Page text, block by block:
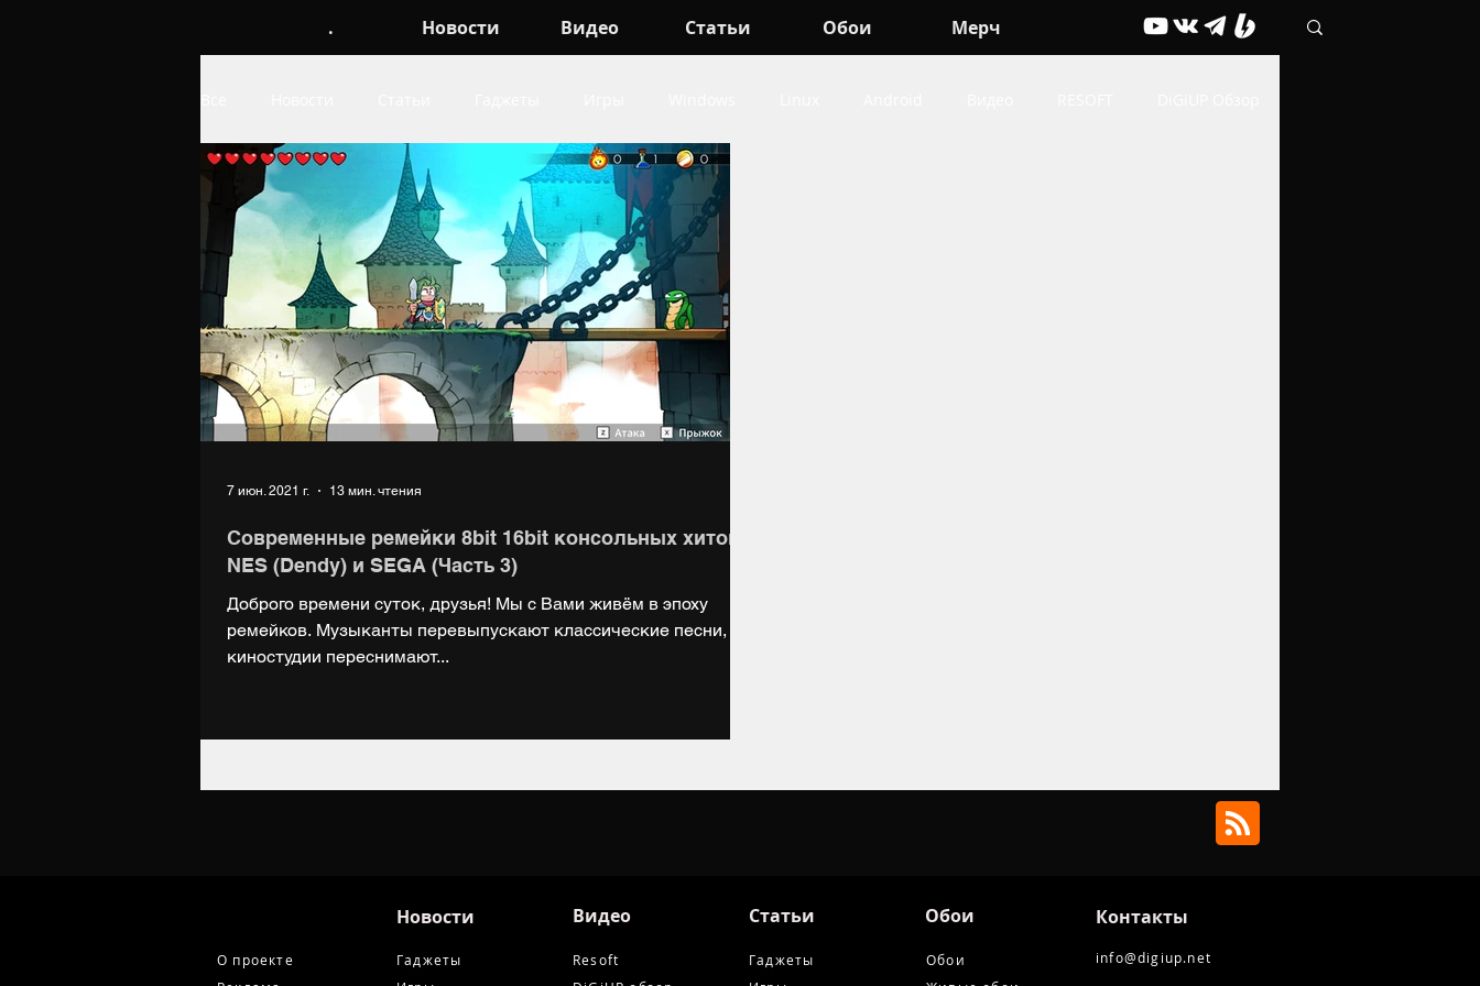
. Новости Видео Статьи Обои Мерч
Обои про Linux про Windows про Игры про Android
Современные ремейки 8bit 16bit консольных хитов
NES (Dendy) и SEGA (Часть 3)
Доброго времени суток, друзья! Мы с Вами живём в эпоху
ремейков. Музыканты перевыпускают классические песни,
киностудии переснимают...
7 июн. 2021 г. 13 мин. чтения
О проекте
Новости Видео Статьи Обои Контакты
Гаджеты
Resoft
Гаджеты
Обои
info@digiup.net